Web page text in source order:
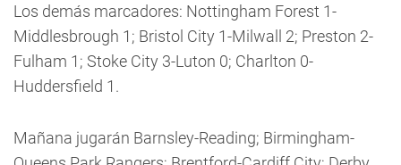
Los demás marcadores: Nottingham Forest 1-
Middlesbrough 1; Bristol City 1-Milwall 2; Preston 2-
Fulham 1; Stoke City 3-Luton 0; Charlton 0-
Huddersfield 1.
Mañana jugarán Barnsley-Reading; Birmingham-